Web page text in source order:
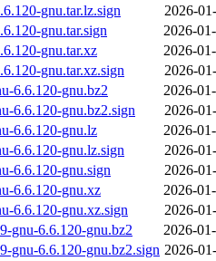
gnu.tar.lz.sign
2026-
gnu.tar.sign
2026-
gnu.tar.xz
2026-
gnu.tar.xz.sign
2026-
6.6.120-gnu.bz2
2026-
6.6.120-gnu.bz2.sign
2026-
6.6.120-gnu.lz
2026-
6.6.120-gnu.lz.sign
2026-
6.6.120-gnu.sign
2026-
6.6.120-gnu.xz
2026-
6.6.120-gnu.xz.sign
2026-
gnu-6.6.120-gnu.bz2
2026-
gnu-6.6.120-gnu.bz2.sign 2026-